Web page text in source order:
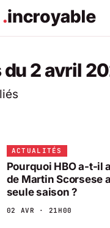
2 avril
ACTUALITÉS
Pourquoi HBO a-t-il
de Martin Scorsese
seule saison ?
02 AVR · 21H00